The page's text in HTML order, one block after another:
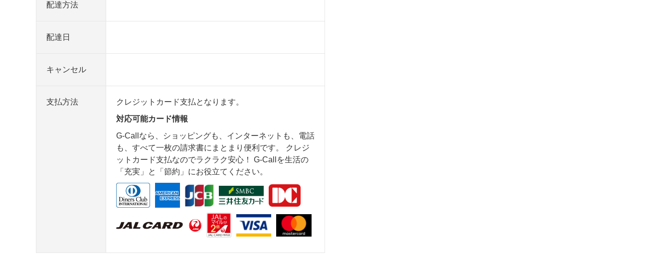
配達方法
配達日
キャンセル
支払方法
クレジットカード支払となります。
対応可能カード情報
G-Callなら、ショッピングも、インターネットも、電話
も、すべて一枚の請求書にまとまり便利です。 クレジ
ットカード支払なのでラクラク安心！ G-Callを生活の
「充実」と「節約」にお役立てください。